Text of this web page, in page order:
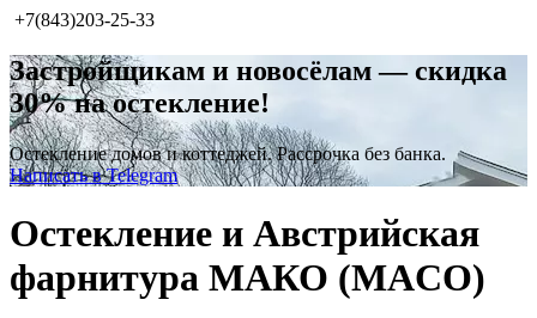
+7(843)203-25-33
Застройщикам и новосёлам — скидка
30% на остекление!
Остекление домов и коттеджей. Рассрочка без банка.
Написать в Telegram
Остекление и Австрийская
фарнитура МАКО (MACO)